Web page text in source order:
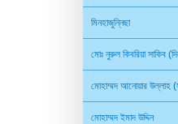
মিনহাজুন্নিছা
মোঃ নুরুল কিবরিয়া সাকিব
মোহাম্মদ আনোয়ার উল্লাহ
মোহাম্মদ ইমাদ উদ্দিন